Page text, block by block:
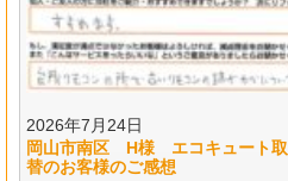
2026年7月24日
岡山市南区 H様 エコキュート取
替のお客様のご感想